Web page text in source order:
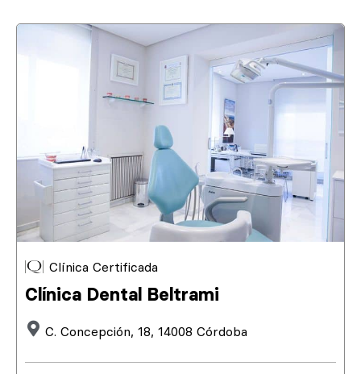
Clínica Certificada
Clínica Dental Beltrami
C. Concepción, 18, 14008 Córdoba